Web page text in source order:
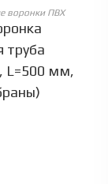
воронки ПВХ
труба
мм,